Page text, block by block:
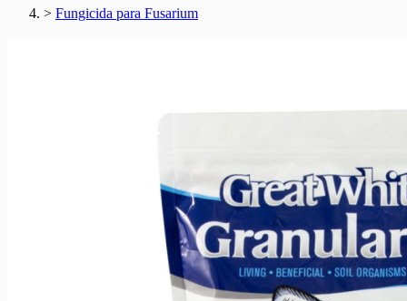
> Fungicida para Fusarium